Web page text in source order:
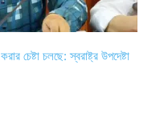
চেষ্টা চলছে: স্বরাষ্ট্র উপদেষ্টা